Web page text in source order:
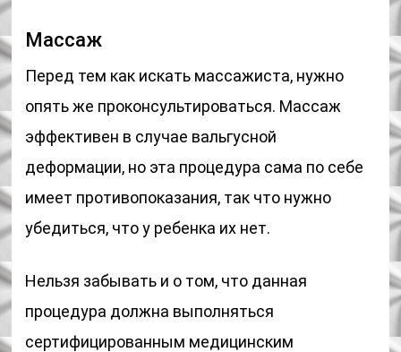
Массаж
Перед тем как искать массажиста, нужно
опять же проконсультироваться. Массаж
эффективен в случае вальгусной
деформации, но эта процедура сама по себе
имеет противопоказания, так что нужно
убедиться, что у ребенка их нет.
Нельзя забывать и о том, что данная
процедура должна выполняться
сертифицированным медицинским